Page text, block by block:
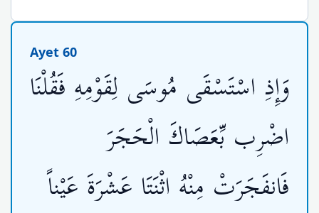
Ayet 60
وَإِذِ اسْتَسْقَى مُوسَى لِقَوْمِهِ فَقُلْنَا
اضْرِب بِّعَصَاكَ الْحَجَرَ
فَانفَجَرَتْ مِنْهُ اثْنَتَا عَشْرَةَ عَيْناً